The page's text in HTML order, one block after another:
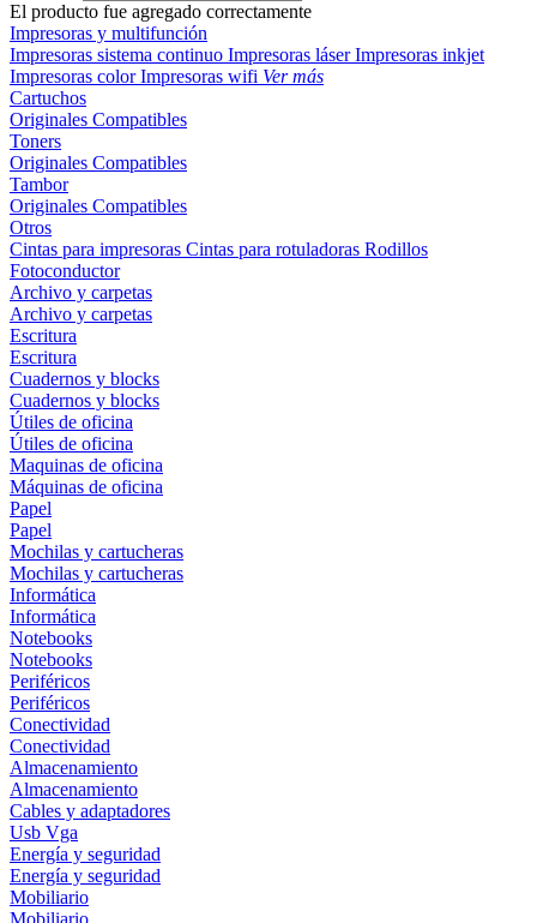
El producto fue agregado correctamente
Impresoras y multifunción
Impresoras sistema continuo Impresoras láserImpresoras inkjet
Impresoras colorImpresoras wifi Ver más
Cartuchos
Originales Compatibles
Toners
Originales Compatibles
Tambor
Originales Compatibles
Otros
Cintas para impresoras Cintas para rotuladoras Rodillos
Fotoconductor
Archivo y carpetas
Archivo y carpetas
Escritura
Escritura
Cuadernos y blocks
Cuadernos y blocks
Útiles de oficina
Útiles de oficina
Maquinas de oficina
Máquinas de oficina
Papel
Papel
Mochilas y cartucheras
Mochilas y cartucheras
Informática
Informática
Notebooks
Notebooks
Periféricos
Periféricos
Conectividad
Conectividad
Almacenamiento
Almacenamiento
Cables y adaptadores
Usb Vga
Energía y seguridad
Energía y seguridad
Mobiliario
Mobiliario